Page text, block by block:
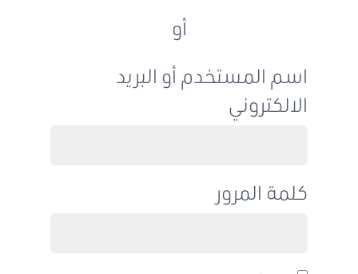
اسم المستخدم أو البريد
الالكتروني
كلمة المرور